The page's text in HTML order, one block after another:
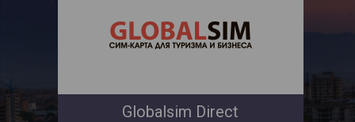
Globalsim Direct